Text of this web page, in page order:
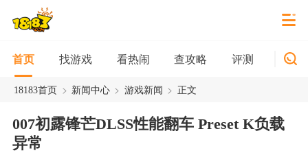
首页 找游戏 看热闹 查攻略 评测 新游
18183首页 > 新闻中心 > 游戏新闻 > 正文
007初露锋芒DLSS性能翻车 Preset K负载
异常